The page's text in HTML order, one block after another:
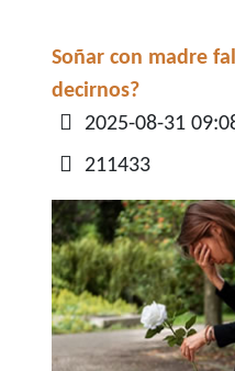
Soñar con madre
decirnos?
Detalles
2025-08-31
211433